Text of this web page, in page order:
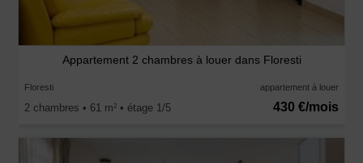
Appartement 2 chambres à louer dans Floresti
Floresti appartement à louer
2 chambres • 61 m2 • étage 1/5 430 €/mois